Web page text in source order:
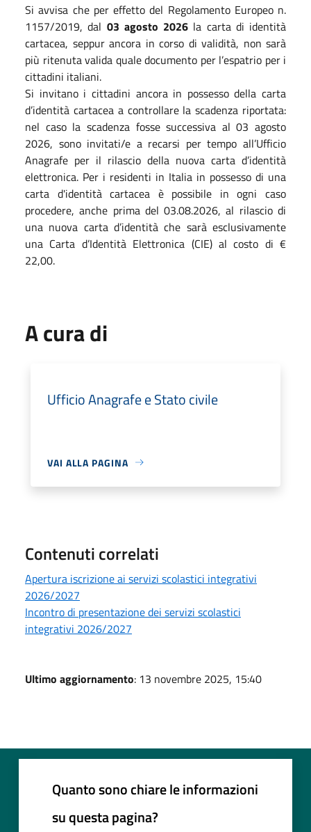
Si avvisa che per effetto del Regolamento Europeo n.
1157/2019, dal 03 agosto 2026 la carta di identità
cartacea, seppur ancora in corso di validità, non sarà
più ritenuta valida quale documento per l’espatrio per i
cittadini italiani.
Si invitano i cittadini ancora in possesso della carta
d’identità cartacea a controllare la scadenza riportata:
nel caso la scadenza fosse successiva al 03 agosto
2026, sono invitati/e a recarsi per tempo all’Ufficio
Anagrafe per il rilascio della nuova carta d’identità
elettronica. Per i residenti in Italia in possesso di una
carta d'identità cartacea è possibile in ogni caso
procedere, anche prima del 03.08.2026, al rilascio di
una nuova carta d’identità che sarà esclusivamente
una Carta d’Identità Elettronica (CIE) al costo di €
22,00.
A cura di
Ufficio Anagrafe e Stato civile
VAI ALLA PAGINA
Contenuti correlati
Apertura iscrizione ai servizi scolastici integrativi
2026/2027
Incontro di presentazione dei servizi scolastici
integrativi 2026/2027
Ultimo aggiornamento: 13 novembre 2025, 15:40
Quanto sono chiare le informazioni
su questa pagina?